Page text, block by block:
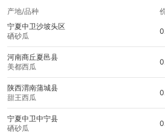
产地/品种
宁夏中卫沙坡头区
硒砂瓜
河南商丘夏邑县
美都西瓜
陕西渭南蒲城县
甜王西瓜
宁夏中卫中宁县
硒砂瓜